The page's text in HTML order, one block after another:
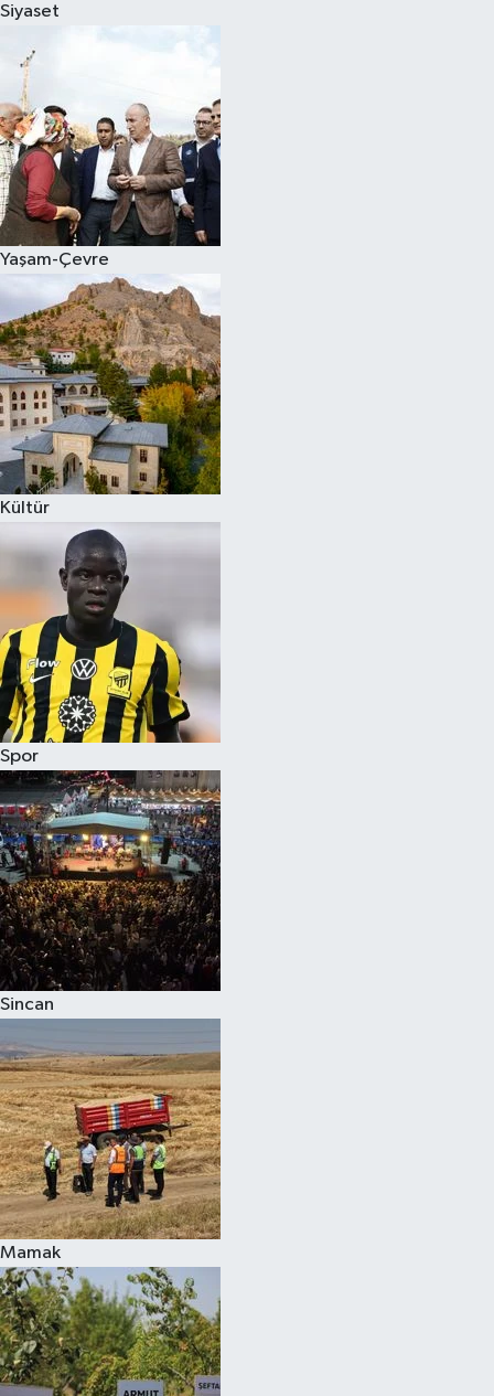
Siyaset
Yaşam-Çevre
Kültür
Spor
Sincan
Mamak